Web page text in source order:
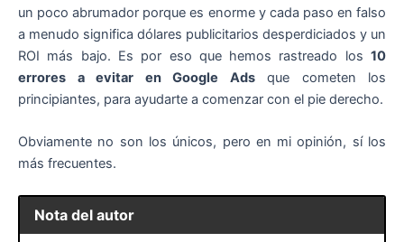
un poco abrumador porque es enorme y cada paso en falso
a menudo significa dólares publicitarios desperdiciados y un
ROI más bajo. Es por eso que hemos rastreado los 10
errores a evitar en Google Adsque cometen los
principiantes, para ayudarte a comenzar con el pie derecho.
Obviamente no son los únicos, pero en mi opinión, sí los
más frecuentes.
Nota del autor